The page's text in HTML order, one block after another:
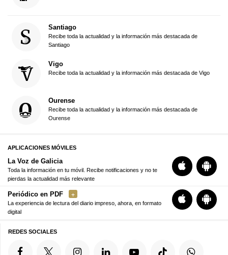
Santiago
Recibe toda la actualidad y la información más destacada de
Santiago
Vigo
Recibe toda la actualidad y la información más destacada de Vigo
Ourense
Recibe toda la actualidad y la información más destacada de
Ourense
APLICACIONES MÓVILES
La Voz de Galicia
Toda la información en tu móvil. Recibe notificaciones y no te
pierdas la actualidad más relevante
Periódico en PDF
La experiencia de lectura del diario impreso, ahora, en formato
digital
REDES SOCIALES